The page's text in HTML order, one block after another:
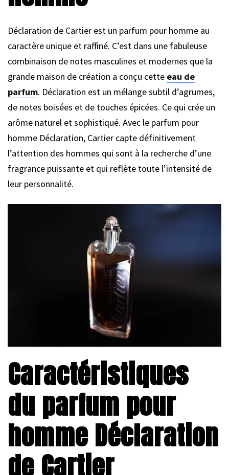
Déclaration de Cartier est un parfum pour homme au
caractère unique et raffiné. C’est dans une fabuleuse
combinaison de notes masculines et modernes que la
grande maison de création a conçu cette eau de
parfum. Déclaration est un mélange subtil d’agrumes,
de notes boisées et de touches épicées. Ce qui crée un
arôme naturel et sophistiqué. Avec le parfum pour
homme Déclaration, Cartier capte définitivement
l’attention des hommes qui sont à la recherche d’une
fragrance puissante et qui reflète toute l’intensité de
leur personnalité.
Caractéristiques
du parfum pour
homme Déclaration
de Cartier